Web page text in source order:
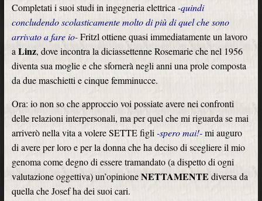
Completati i suoi studi in ingegneria elettrica-quindi
concludendo scolasticamente molto di più di quel che sono
arrivato a fare io-Fritzl ottiene quasi immediatamente un lavoro
aLinz, dove incontra la diciassettenne Rosemarie che nel 1956
diventa sua moglie e che sfornerà negli anni una prole composta
da due maschietti e cinque femminucce.
Ora: io non so che approccio voi possiate avere nei confronti
delle relazioni interpersonali, ma per quel che mi riguarda se mai
arriverò nella vita a volere SETTE figli-spero mai!-mi auguro
di avere per loro e per la donna che ha deciso di scegliere il mio
genoma come degno di essere tramandato (a dispetto di ogni
valutazione oggettiva) un’opinioneNETTAMENTEdiversa da
quella che Josef ha dei suoi cari.